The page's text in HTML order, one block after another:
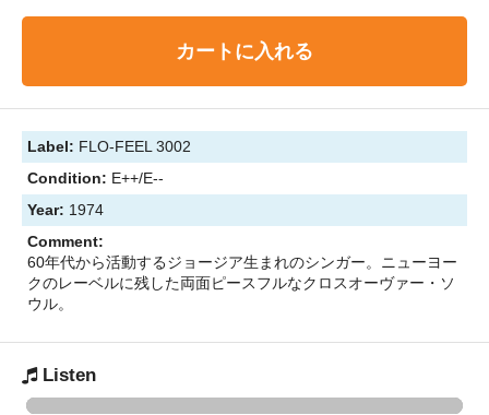
カートに入れる
Label: FLO-FEEL 3002
Condition: E++/E--
Year: 1974
Comment:
60年代から活動するジョージア生まれのシンガー。ニューヨー
クのレーベルに残した両面ピースフルなクロスオーヴァー・ソ
ウル。
Listen